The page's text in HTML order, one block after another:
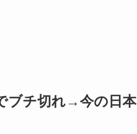
ブチ切れ→今の日本